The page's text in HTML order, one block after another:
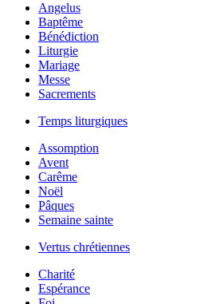
Angelus
Baptême
Bénédiction
Liturgie
Mariage
Messe
Sacrements
Temps liturgiques
Assomption
Avent
Carême
Noël
Pâques
Semaine sainte
Vertus chrétiennes
Charité
Espérance